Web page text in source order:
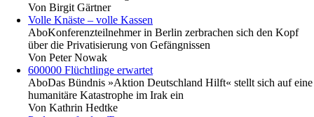
Von Birgit Gärtner
Volle Knäste – volle Kassen
AboKonferenzteilnehmer in Berlin zerbrachen sich den Kopf
über die Privatisierung von Gefängnissen
Von Peter Nowak
600000 Flüchtlinge erwartet
AboDas Bündnis »Aktion Deutschland Hilft« stellt sich auf eine
humanitäre Katastrophe im Irak ein
Von Kathrin Hedtke